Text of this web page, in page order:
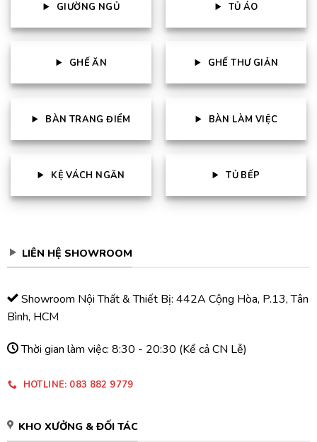
GIƯỜNG NGỦ TỦ ÁO
GHẾ ĂN GHẾ THƯ GIẢN
BÀN TRANG ĐIỂM BÀN LÀM VIỆC
KỆ VÁCH NGĂN TỦ BẾP
LIÊN HỆ SHOWROOM
Showroom Nội Thất & Thiết Bị: 442A Cộng Hòa, P.13, Tân
Bình, HCM
Thời gian làm việc: 8:30 - 20:30 (Kể cả CN Lễ)
HOTLINE: 083 882 9779
KHO XƯỞNG & ĐỐI TÁC